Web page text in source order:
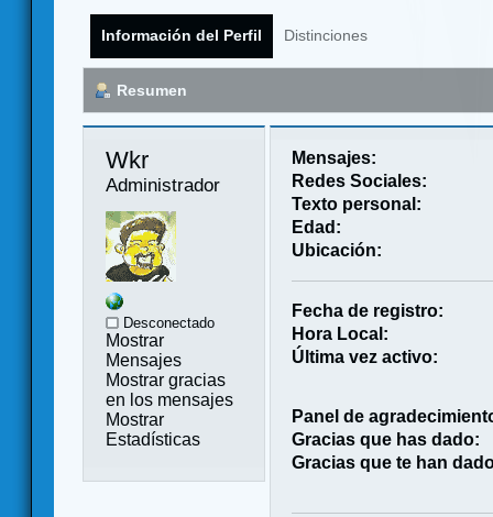
Información del Perfil Distinciones
Resumen
Wkr
Administrador
Desconectado
Mostrar
Mensajes
Mostrar gracias
en los mensajes
Mostrar
Estadísticas
Mensajes:
Redes Sociales:
Texto personal:
Edad:
Ubicación:
Fecha de registro:
Hora Local:
Última vez activo:
Panel de
Gracias que has dado:
Gracias que te han